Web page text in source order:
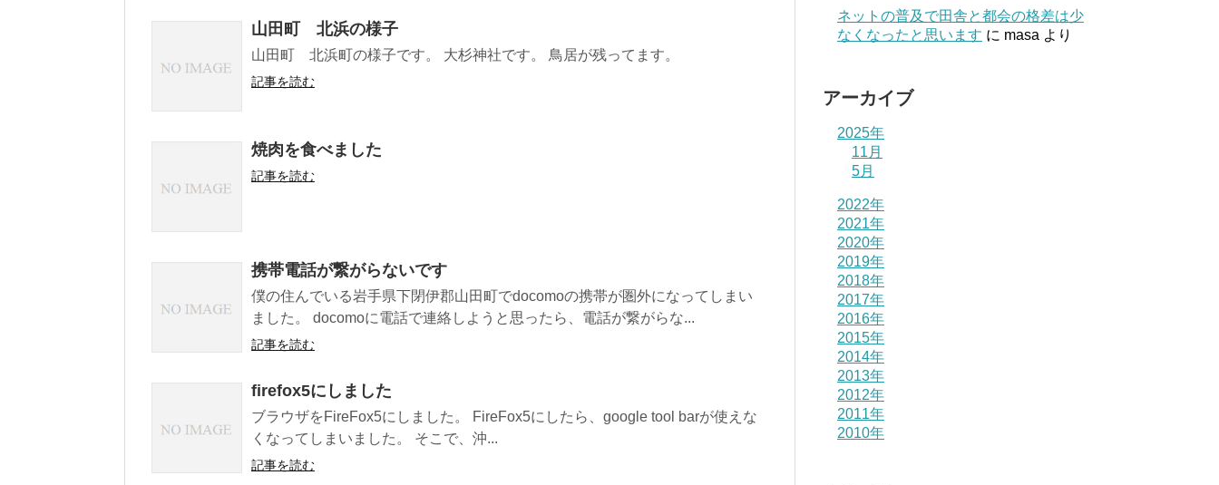
山田町 北浜の様子
山田町 北浜町の様子です。 大杉神社です。 鳥居が残ってます。
記事を読む
焼肉を食べました
記事を読む
携帯電話が繋がらないです
僕の住んでいる岩手県下閉伊郡山田町でdocomoの携帯が圏外になってしまい
ました。 docomoに電話で連絡しようと思ったら、電話が繋がらな...
記事を読む
firefox5にしました
ブラウザをFireFox5にしました。 FireFox5にしたら、google tool barが使えな
くなってしまいました。 そこで、沖...
記事を読む
ネットの普及で田舎と都会の格差は少
なくなったと思います に masa より
アーカイブ
2025年
11月
5月
2022年
2021年
2020年
2019年
2018年
2017年
2016年
2015年
2014年
2013年
2012年
2011年
2010年